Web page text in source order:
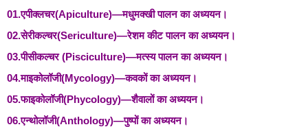
01.एपीक्लचर(Apiculture)—मधुमक्खी पालन का अध्ययन।
02.सेरीकल्चर(Sericulture)—रेशम कीट पालन का अध्ययन।
03.पीसीकल्चर (Pisciculture)—मत्स्य पालन का अध्ययन।
04.माइकोलॉजी(Mycology)—कवकों का अध्ययन।
05.फाइकोलॉजी(Phycology)—शैवालों का अध्ययन।
06.एन्थोलॉजी(Anthology)—पुष्पों का अध्ययन।